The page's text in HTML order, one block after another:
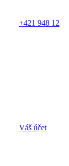
+421 948 12
Váš účet